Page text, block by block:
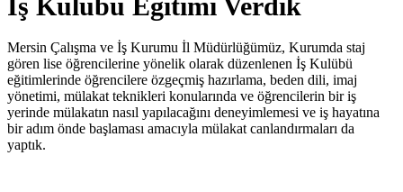
İş Kulübü Eğitimi Verdik
Mersin Çalışma ve İş Kurumu İl Müdürlüğümüz, Kurumda staj
gören lise öğrencilerine yönelik olarak düzenlenen İş Kulübü
eğitimlerinde öğrencilere özgeçmiş hazırlama, beden dili, imaj
yönetimi, mülakat teknikleri konularında ve öğrencilerin bir iş
yerinde mülakatın nasıl yapılacağını deneyimlemesi ve iş hayatına
bir adım önde başlaması amacıyla mülakat canlandırmaları da
yaptık.